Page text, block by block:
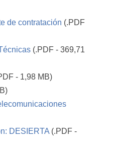
de contratación (.PDF
(.PDF - 369,71
- 1,98 MB)
DESIERTA (.PDF -